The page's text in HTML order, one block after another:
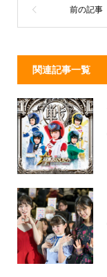
関連記事一覧